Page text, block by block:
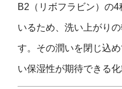
B2（リボフラビン）の
いるため、洗い上がり
す。その潤いを閉じ込
い保湿性が期待できる化